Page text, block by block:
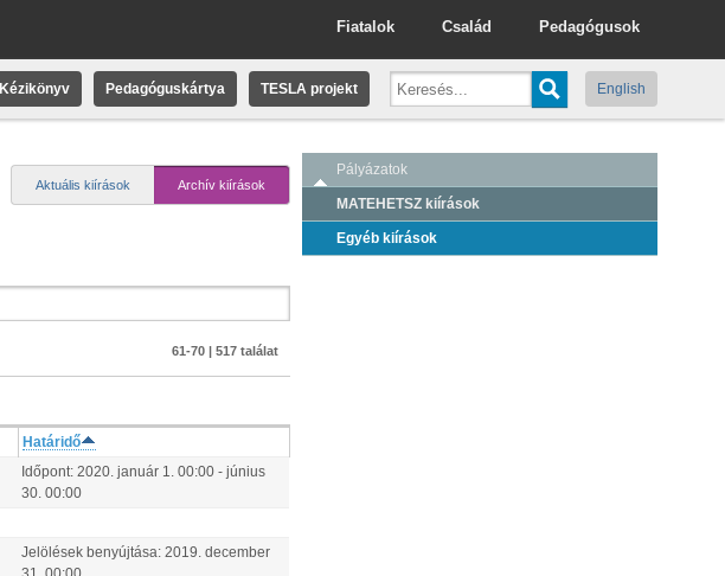
Pedagógusok
Család
Fiatalok
Kézikönyv Pedagóguskártya TESLA projekt English
Aktuális kiírások Archív kiírások
61-70 | 517 találat
Határidő
Időpont: 2020. január 1 00:00 - június
30 00:00
Jelölések benyújtása: 2019. december
Pályázatok
MATEHETSZ kiírások
Egyéb kiírások